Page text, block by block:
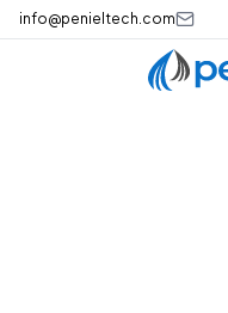
info@penieltech.com